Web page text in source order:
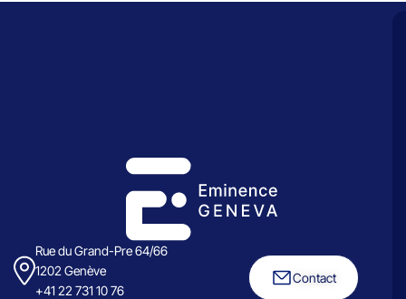
Rue du Grand-Pre 64/66
1202 Genève
+41 22 731 10 76
Contact